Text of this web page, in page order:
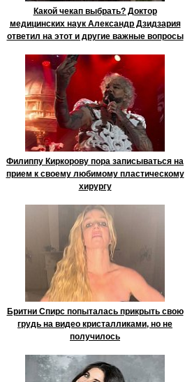
Какой чекап выбрать? Доктор
медицинских наук Александр Дзидзария
ответил на этот и другие важные вопросы
Филиппу Киркорову пора записываться на
прием к своему любимому пластическому
хирургу
Бритни Спирс попыталась прикрыть свою
грудь на видео кристалликами, но не
получилось